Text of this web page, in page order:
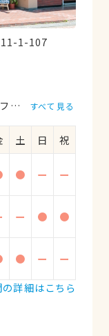
11-1-107
フェレット 小鳥
すべて見る
土 日
祝
● ー ー
ー ● ●
● ー
ー
詳細はこちら